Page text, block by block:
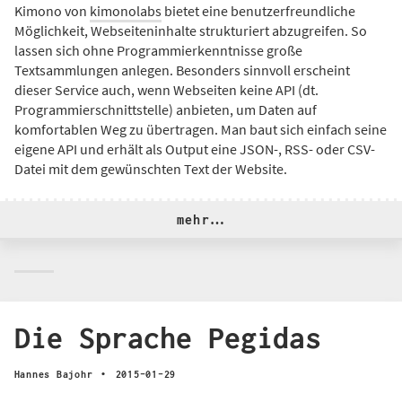
Kimono von kimonolabsbietet eine benutzerfreundliche
Möglichkeit, Webseiteninhalte strukturiert abzugreifen. So
lassen sich ohne Programmierkenntnisse große
Textsammlungen anlegen. Besonders sinnvoll erscheint
dieser Service auch, wenn Webseiten keine API (dt.
Programmierschnittstelle) anbieten, um Daten auf
komfortablen Weg zu übertragen. Man baut sich einfach seine
eigene API und erhält als Output eine JSON-, RSS- oder CSV-
Datei mit dem gewünschten Text der Website.
mehr…
Die Sprache Pegidas
Hannes Bajohr · 2015-01-29